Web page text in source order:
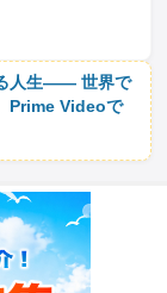
人生―― 世界で
Prime Videoで